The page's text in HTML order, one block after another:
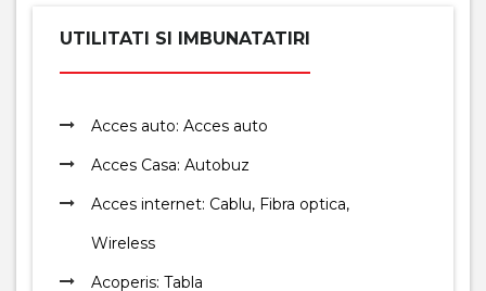
UTILITATI SI IMBUNATATIRI
Acces auto: Acces auto
Acces Casa: Autobuz
Acces internet: Cablu, Fibra optica,
Wireless
Acoperis: Tabla